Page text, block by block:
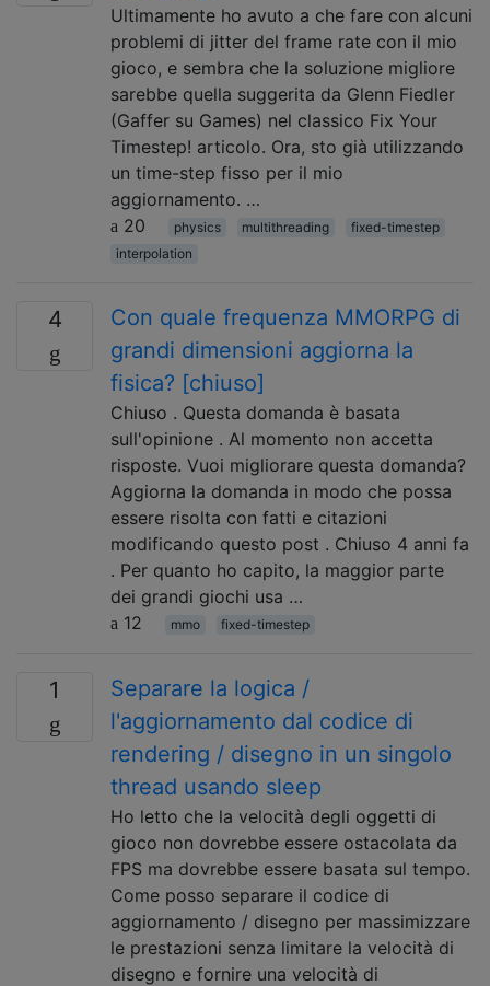
Ultimamente ho avuto a che fare con alcuni
problemi di jitter del frame rate con il mio
gioco, e sembra che la soluzione migliore
sarebbe quella suggerita da Glenn Fiedler
(Gaffer su Games) nel classico Fix Your
Timestep! articolo. Ora, sto già utilizzando
un time-step fisso per il mio
aggiornamento. …
20
physics multithreading
fixed-timestep
interpolation
4
Con quale frequenza MMORPG di
grandi dimensioni aggiorna la
fisica? [chiuso]
Chiuso . Questa domanda è basata
sull'opinione . Al momento non accetta
risposte. Vuoi migliorare questa domanda?
Aggiorna la domanda in modo che possa
essere risolta con fatti e citazioni
modificando questo post . Chiuso 4 anni fa
. Per quanto ho capito, la maggior parte
dei grandi giochi usa …
12
mmo fixed-timestep
1
Separare la logica /
l'aggiornamento dal codice di
rendering / disegno in un singolo
thread usando sleep
Ho letto che la velocità degli oggetti di
gioco non dovrebbe essere ostacolata da
FPS ma dovrebbe essere basata sul tempo.
Come posso separare il codice di
aggiornamento / disegno per massimizzare
le prestazioni senza limitare la velocità di
disegno e fornire una velocità di